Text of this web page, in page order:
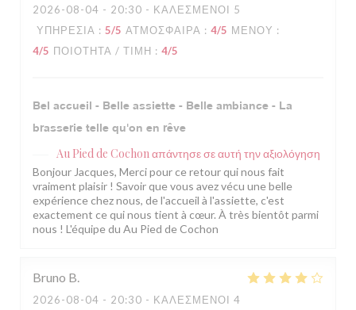
2026-08-04 - 20:30 - ΚΑΛΕΣΜΈΝΟΙ 5
ΥΠΗΡΕΣΊΑ : 5/5 ΑΤΜΌΣΦΑΙΡΑ : 4/5 ΜΕΝΟΎ :
4/5 ΠΟΙΌΤΗΤΑ / ΤΙΜΉ : 4/5
Bel accueil - Belle assiette - Belle ambiance - La
brasserie telle qu'on en rêve
Au Pied de Cochonαπάντησε σε αυτή την αξιολόγηση
Bonjour Jacques, Merci pour ce retour qui nous fait
vraiment plaisir ! Savoir que vous avez vécu une belle
expérience chez nous, de l'accueil à l'assiette, c'est
exactement ce qui nous tient à cœur. À très bientôt parmi
nous ! L'équipe du Au Pied de Cochon
Bruno B
2026-08-04 - 20:30 - ΚΑΛΕΣΜΈΝΟΙ 4